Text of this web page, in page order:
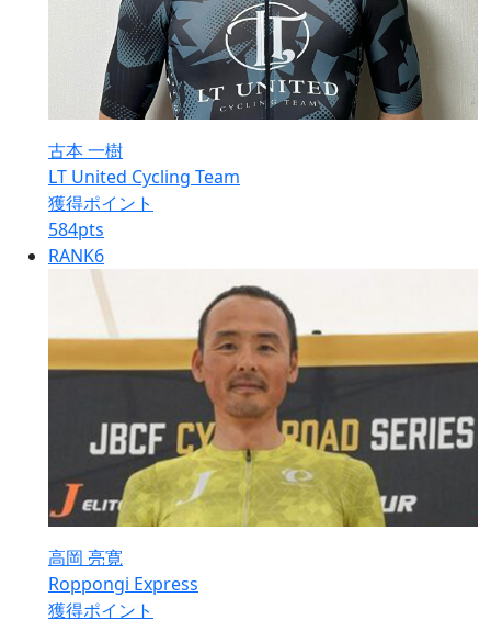
古本 一樹
LT United Cycling Team
獲得ポイント
584pts
RANK6
高岡 亮寛
Roppongi Express
獲得ポイント